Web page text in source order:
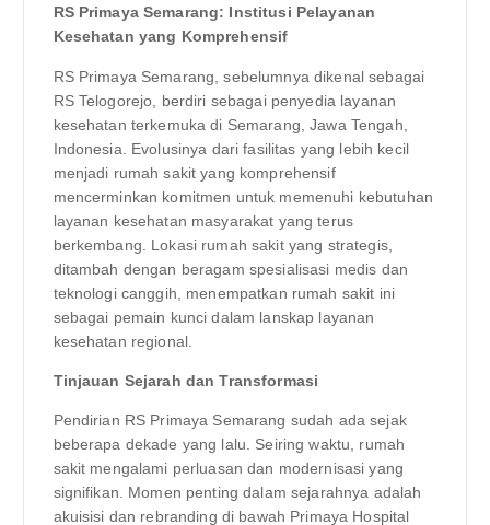
RS Primaya Semarang: Institusi Pelayanan
Kesehatan yang Komprehensif
RS Primaya Semarang, sebelumnya dikenal sebagai
RS Telogorejo, berdiri sebagai penyedia layanan
kesehatan terkemuka di Semarang, Jawa Tengah,
Indonesia. Evolusinya dari fasilitas yang lebih kecil
menjadi rumah sakit yang komprehensif
mencerminkan komitmen untuk memenuhi kebutuhan
layanan kesehatan masyarakat yang terus
berkembang. Lokasi rumah sakit yang strategis,
ditambah dengan beragam spesialisasi medis dan
teknologi canggih, menempatkan rumah sakit ini
sebagai pemain kunci dalam lanskap layanan
kesehatan regional.
Tinjauan Sejarah dan Transformasi
Pendirian RS Primaya Semarang sudah ada sejak
beberapa dekade yang lalu. Seiring waktu, rumah
sakit mengalami perluasan dan modernisasi yang
signifikan. Momen penting dalam sejarahnya adalah
akuisisi dan rebranding di bawah Primaya Hospital